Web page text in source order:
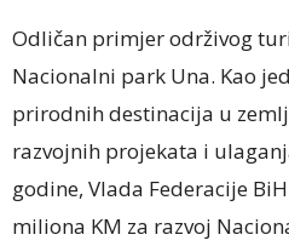
Odličan primjer održivog
Nacionalni park Una. Kao
prirodnih destinacija u
razvojnih projekata i
godine, Vlada Federacije
miliona KM za razvoj